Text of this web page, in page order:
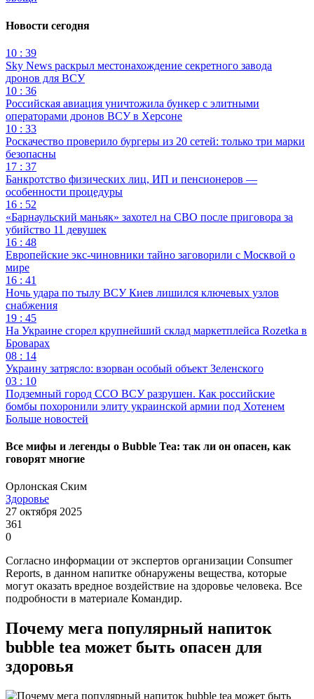
Новости сегодня
10 : 39
Sky News раскрыл местонахождение секретного завода
дронов для ВСУ
10 : 36
Российская авиация уничтожила бункер с элитными
операторами дронов ВСУ в Херсоне
10 : 33
Роскачество проверило бургеры из 20 сетей: только три марки
безопасны
17 : 37
Банкротство физических лиц, ИП и пенсионеров —
особенности процедуры
16 : 52
«Барнаульский маньяк» захотел на СВО после приговора за
убийство 11 девушек
16 : 48
Европейские экс-чиновники тайно заговорили с Москвой о
мире
16 : 41
Ночь удара по тылу ВСУ Киев лишился ключевых узлов
снабжения
19 : 45
На Украине сгорел крупнейший склад маркетплейса Rozetka в
Броварах
08 : 14
Украину затрясло: взорван особый объект Зеленского
03 : 10
Подземный город ССО ВСУ разрушен. Как российские
бомбы похоронили элиту украинской армии под Хотенем
Больше новостей
Все мифы и легенды о Bubble Tea: так ли он опасен, как
говорят многие
Орлонская Ским
Здоровье
27 октября 2025
361
0
Согласно информации от экспертов организации Consumer
Reports, в данном напитке обнаружены вещества, которые
могут оказать вредное воздействие на здоровье человека. Все
подробности в материале Командир.
Почему мега популярный напиток
bubble tea может быть опасен для
здоровья